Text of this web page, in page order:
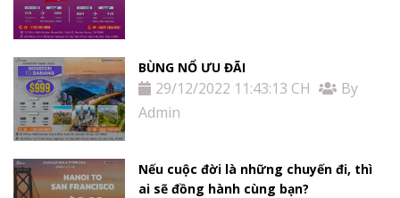
BÙNG NỔ ƯU ĐÃI
29/12/2022 11:43:13 CH
By
Admin
Nếu cuộc đời là những chuyến đi, thì
ai sẽ đồng hành cùng bạn?